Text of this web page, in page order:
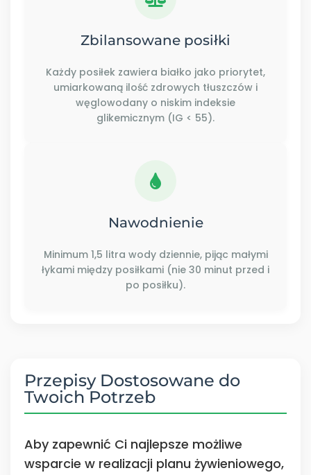
Zbilansowane posiłki
Każdy posiłek zawiera białko jako priorytet,
umiarkowaną ilość zdrowych tłuszczów i
węglowodany o niskim indeksie
glikemicznym (IG < 55).
Nawodnienie
Minimum 1,5 litra wody dziennie, pijąc małymi
łykami między posiłkami (nie 30 minut przed i
po posiłku).
Przepisy Dostosowane do
Twoich Potrzeb
Aby zapewnić Ci najlepsze możliwe
wsparcie w realizacji planu żywieniowego,